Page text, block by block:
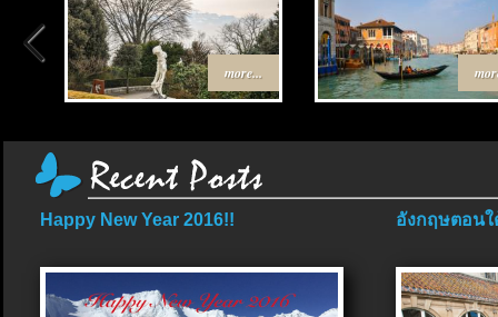
more...
Happy New Year 2016!! อังกฤษตอนใ